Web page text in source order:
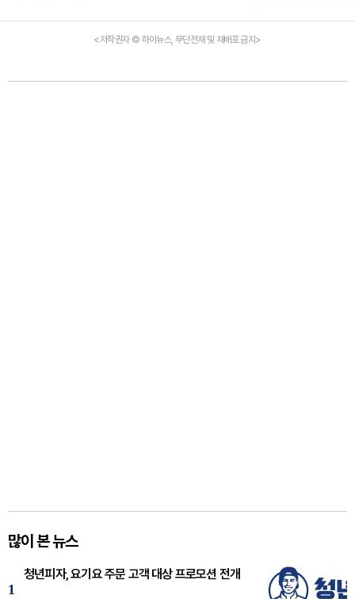
<저작권자 © 하이뉴스, 무단전재 및 재배포 금지>
많이 본 뉴스
1
청년피자, 요기요 주문 고객 대상 프로모션 전개